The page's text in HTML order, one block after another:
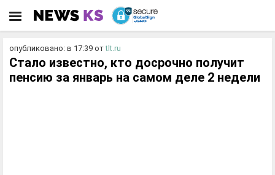
опубликовано: в 17:39 отtlt.ru
Стало известно, кто досрочно получит
пенсию за январь на самом деле 2 недели